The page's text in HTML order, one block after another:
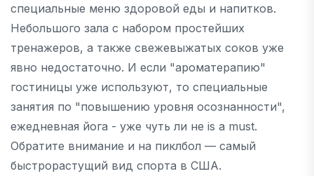
специальные меню здоровой еды и напитков.
Небольшого зала с набором простейших
тренажеров, а также свежевыжатых соков уже
явно недостаточно. И если "ароматерапию"
гостиницы уже используют, то специальные
занятия по "повышению уровня осознанности",
ежедневная йога - уже чуть ли не is a must.
Обратите внимание и на пиклбол — самый
быстрорастущий вид спорта в США.